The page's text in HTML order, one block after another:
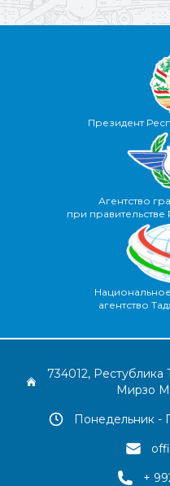
Президент
Агентство
при
агентство
734012,
Мирзо
Понедельник -
+